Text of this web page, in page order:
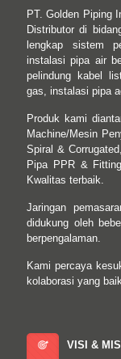
PT. Golden Piping
Distributor di
lengkap sistem
instalasi pipa air
pelindung kabel
gas, instalasi pipa
Produk kami
Machine/Mesin
Spiral &
Pipa PPR &
Kwalitas terbaik.
Jaringan
didukung oleh
berpengalaman.
Kami percaya
kolaborasi yang
VISI & MISI